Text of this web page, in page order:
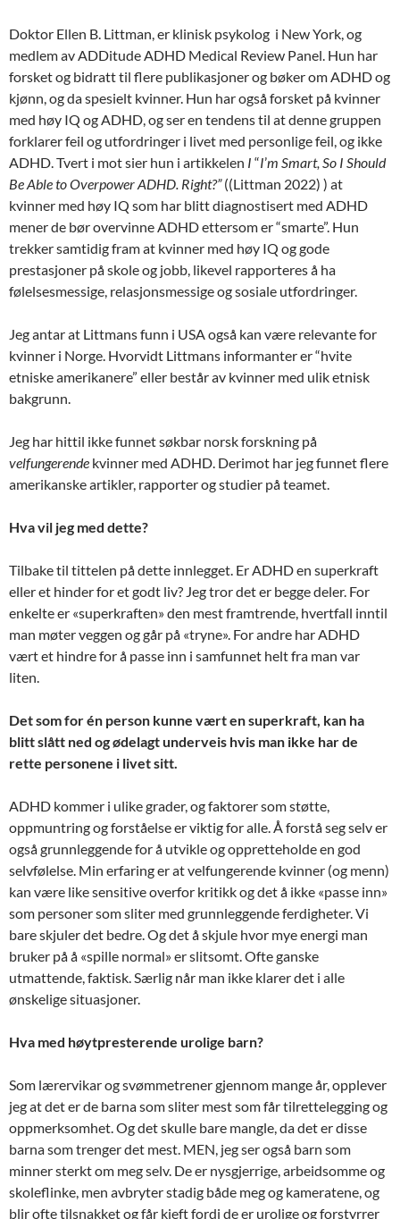
Doktor Ellen B. Littman, er klinisk psykolog i New York, og
medlem av ADDitude ADHD Medical Review Panel. Hun har
forsket og bidratt til flere publikasjoner og bøker om ADHD og
kjønn, og da spesielt kvinner. Hun har også forsket på kvinner
med høy IQ og ADHD, og ser en tendens til at denne gruppen
forklarer feil og utfordringer i livet med personlige feil, og ikke
ADHD. Tvert i mot sier hun i artikkelen I “I’m Smart, So I Should
Be Able to Overpower ADHD. Right?”((Littman 2022) ) at
kvinner med høy IQ som har blitt diagnostisert med ADHD
mener de bør overvinne ADHD ettersom er “smarte”. Hun
trekker samtidig fram at kvinner med høy IQ og gode
prestasjoner på skole og jobb, likevel rapporteres å ha
følelsesmessige, relasjonsmessige og sosiale utfordringer.
Jeg antar at Littmans funn i USA også kan være relevante for
kvinner i Norge. Hvorvidt Littmans informanter er “hvite
etniske amerikanere” eller består av kvinner med ulik etnisk
bakgrunn.
Jeg har hittil ikke funnet søkbar norsk forskning på
velfungerende kvinner med ADHD. Derimot har jeg funnet flere
amerikanske artikler, rapporter og studier på teamet.
Hva vil jeg med dette?
Tilbake til tittelen på dette innlegget. Er ADHD en superkraft
eller et hinder for et godt liv? Jeg tror det er begge deler. For
enkelte er «superkraften» den mest framtrende, hvertfall inntil
man møter veggen og går på «tryne». For andre har ADHD
vært et hindre for å passe inn i samfunnet helt fra man var
liten.
Det som for én person kunne vært en superkraft, kan ha
blitt slått ned og ødelagt underveis hvis man ikke har de
rette personene i livet sitt.
ADHD kommer i ulike grader, og faktorer som støtte,
oppmuntring og forståelse er viktig for alle. Å forstå seg selv er
også grunnleggende for å utvikle og oppretteholde en god
selvfølelse. Min erfaring er at velfungerende kvinner (og menn)
kan være like sensitive overfor kritikk og det å ikke «passe inn»
som personer som sliter med grunnleggende ferdigheter. Vi
bare skjuler det bedre. Og det å skjule hvor mye energi man
bruker på å «spille normal» er slitsomt. Ofte ganske
utmattende, faktisk. Særlig når man ikke klarer det i alle
ønskelige situasjoner.
Hva med høytpresterende urolige barn?
Som lærervikar og svømmetrener gjennom mange år, opplever
jeg at det er de barna som sliter mest som får tilrettelegging og
oppmerksomhet. Og det skulle bare mangle, da det er disse
barna som trenger det mest. MEN, jeg ser også barn som
minner sterkt om meg selv. De er nysgjerrige, arbeidsomme og
skoleflinke, men avbryter stadig både meg og kameratene, og
blir ofte tilsnakket og får kjeft fordi de er urolige og forstyrrer